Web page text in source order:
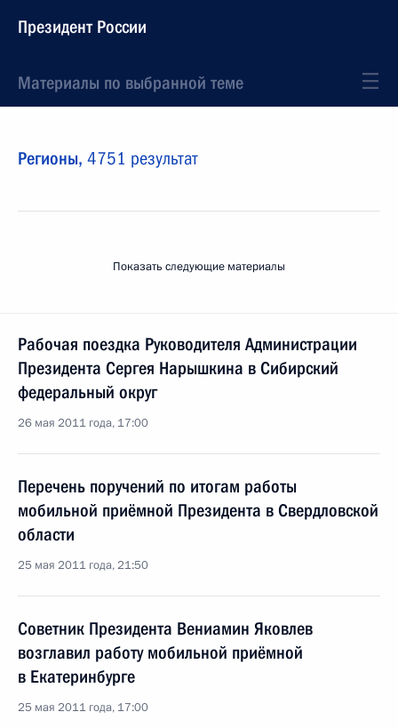
Президент России
Материалы по выбранной теме
Регионы, 4751 результат
Показать следующие материалы
Рабочая поездка Руководителя Администрации
Президента Сергея Нарышкина в Сибирский
федеральный округ
26 мая 2011 года, 17:00
Перечень поручений по итогам работы
мобильной приёмной Президента в Свердловской
области
25 мая 2011 года, 21:50
Советник Президента Вениамин Яковлев
возглавил работу мобильной приёмной
в Екатеринбурге
25 мая 2011 года, 17:00